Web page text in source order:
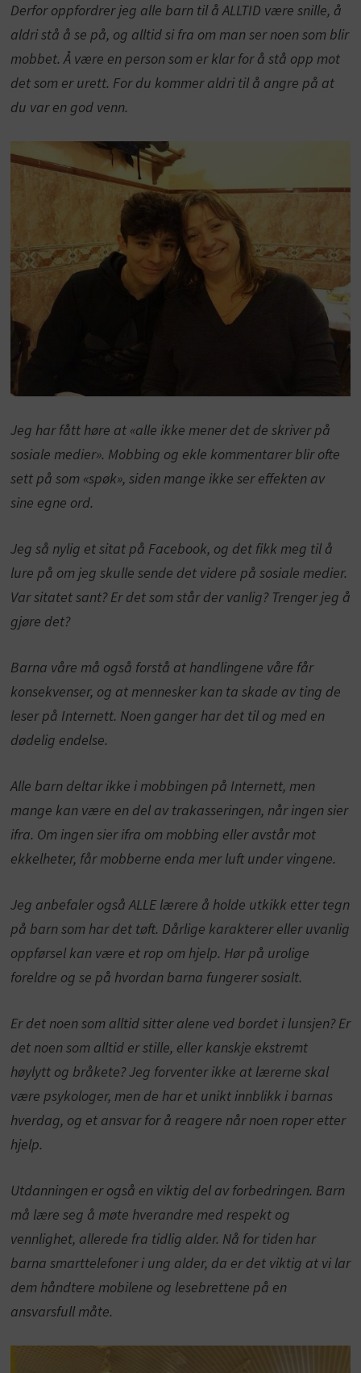
Derfor oppfordrer jeg alle barn til å ALLTID være snille, å
aldri stå å se på, og alltid si fra om man ser noen som blir
mobbet. Å være en person som er klar for å stå opp mot
det som er urett. For du kommer aldri til å angre på at
du var en god venn.
Jeg har fått høre at «alle ikke mener det de skriver på
sosiale medier». Mobbing og ekle kommentarer blir ofte
sett på som «spøk», siden mange ikke ser effekten av
sine egne ord.
Jeg så nylig et sitat på Facebook, og det fikk meg til å
lure på om jeg skulle sende det videre på sosiale medier.
Var sitatet sant? Er det som står der vanlig? Trenger jeg å
gjøre det?
Barna våre må også forstå at handlingene våre får
konsekvenser, og at mennesker kan ta skade av ting de
leser på Internett. Noen ganger har det til og med en
dødelig endelse.
Alle barn deltar ikke i mobbingen på Internett, men
mange kan være en del av trakasseringen, når ingen sier
ifra. Om ingen sier ifra om mobbing eller avstår mot
ekkelheter, får mobberne enda mer luft under vingene.
Jeg anbefaler også ALLE lærere å holde utkikk etter tegn
på barn som har det tøft. Dårlige karakterer eller uvanlig
oppførsel kan være et rop om hjelp. Hør på urolige
foreldre og se på hvordan barna fungerer sosialt.
Er det noen som alltid sitter alene ved bordet i lunsjen? Er
det noen som alltid er stille, eller kanskje ekstremt
høylytt og bråkete? Jeg forventer ikke at lærerne skal
være psykologer, men de har et unikt innblikk i barnas
hverdag, og et ansvar for å reagere når noen roper etter
hjelp.
Utdanningen er også en viktig del av forbedringen. Barn
må lære seg å møte hverandre med respekt og
vennlighet, allerede fra tidlig alder. Nå for tiden har
barna smarttelefoner i ung alder, da er det viktig at vi lar
dem håndtere mobilene og lesebrettene på en
ansvarsfull måte.